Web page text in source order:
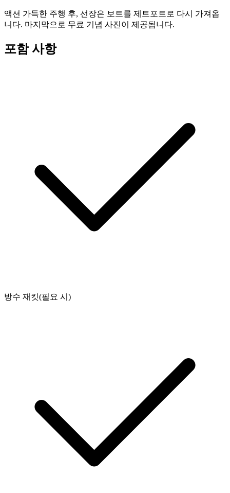
액션 가득한 주행 후, 선장은 보트를 제트포트로 다시 가져옵
니다. 마지막으로 무료 기념 사진이 제공됩니다.
포함 사항
방수 재킷(필요 시)